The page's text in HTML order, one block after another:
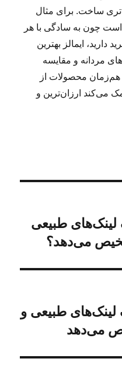
ساخت. برای مثال
چون به سادگی با هر
ایمالز بهترین
مردانه و مقایسه
هم‌زمان محصولات از
می‌کند ارزان‌ترین و
طبیعی
می‌دهد؟
طبیعی و
می‌دهد